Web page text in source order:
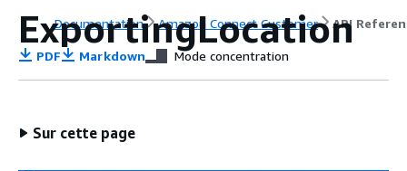
Documentation Amazon Connect Customer API
ExportingLocation
PDF Markdown Mode concentration
Sur cette page